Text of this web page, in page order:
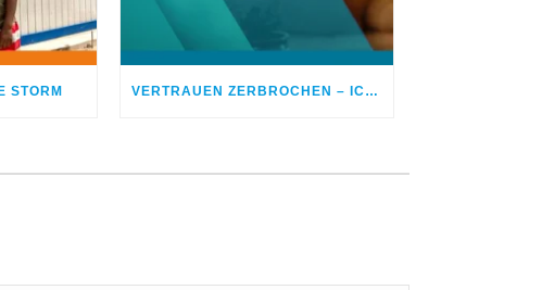
STORM VERTRAUEN ZERBROCHEN – ICH BETROG MEINEN EHEPARTNER